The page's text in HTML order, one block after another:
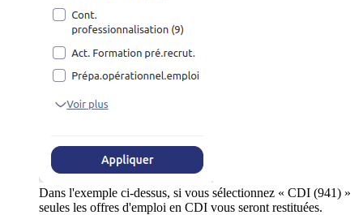
Dans l'exemple ci-dessus, si vous sélectionnez « CDI (941) »
seules les offres d'emploi en CDI vous seront restituées.